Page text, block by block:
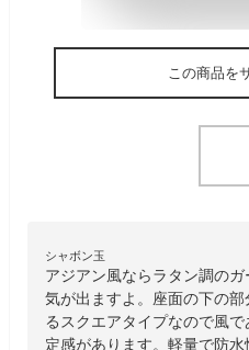
この商品を
シャボン玉
アジアン風ならラタン調の
気が出ますよ。座面の下の
るスクエアタイプなので風
定感があります。軽量で防